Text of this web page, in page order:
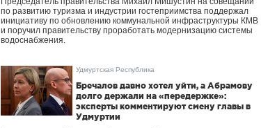
по развитию туризма и индустрии гостеприимства поддержал
инициативу по обновлению коммунальной инфраструктуры КМВ
и поручил правительству проработать модернизацию системы
водоснабжения.
Удмуртская Республика
Бречалов давно хотел уйти, а Абрамову
долго держали на «передержке»:
эксперты комментируют смену главы в
Удмуртии